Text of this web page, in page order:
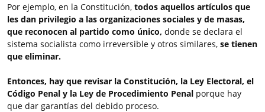
Por ejemplo, en la Constitución, todos aquellos artículos que
les dan privilegio a las organizaciones sociales y de masas,
que reconocen al partido como único, donde se declara el
sistema socialista como irreversible y otros similares, se tienen
que eliminar.
Entonces, hay que revisar la Constitución, la Ley Electoral, el
Código Penal y la Ley de Procedimiento Penal porque hay
que dar garantías del debido proceso.